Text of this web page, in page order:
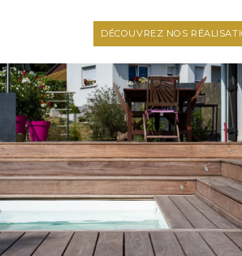
DÉCOUVREZ NOS